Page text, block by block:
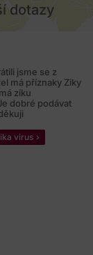
dotazy
jsme se z
má příznaky Ziky
ziku
dobré podávat
virus